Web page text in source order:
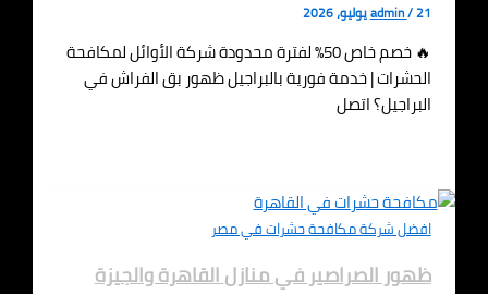
admin/21 يوليو، 2026
🔥 خصم خاص 50% لفترة محدودة شركة الأوائل لمكافحة
الحشرات | خدمة فورية بالبراجيل ظهور بق الفراش في
البراجيل؟ اتصل
افضل شركة مكافحة حشرات في مصر
ظهور الصراصير في منازل القاهرة والجيزة